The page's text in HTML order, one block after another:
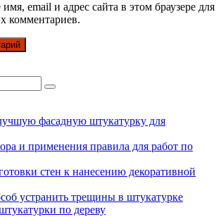
email и адрес сайта в этом браузере для
комментариев.
фасадную штукатурку для
и применения правила для работ по
стен к нанесению декоративной
устранить трещины в штукатурке
по дереву